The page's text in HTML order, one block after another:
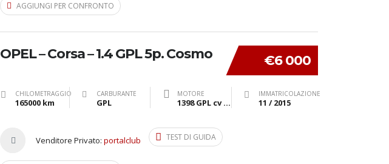
AGGIUNGI PER CONFRONTO
€6 000
OPEL – Corsa – 1.4 GPL 5p. Cosmo
CHILOMETRAGGIO
165000 km
CARBURANTE
GPL
MOTORE
1398 GPL cv 66 kW 48
IMMATRICOLAZIONE
11 / 2015
Venditore Privato: portalclub TEST DI GUIDA